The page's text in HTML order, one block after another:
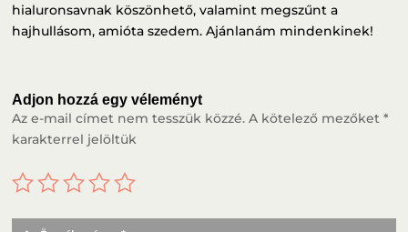
hialuronsavnak köszönhető, valamint megszűnt a
hajhullásom, amióta szedem. Ajánlanám mindenkinek!
Adjon hozzá egy véleményt
Az e-mail címet nem tesszük közzé. A kötelező mezőket*
karakterrel jelöltük